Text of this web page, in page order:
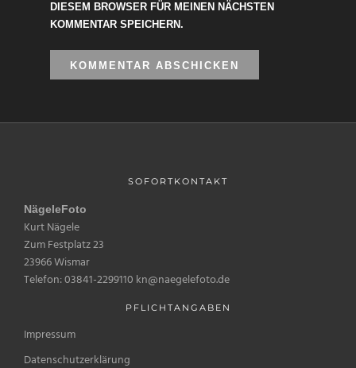
DIESEM BROWSER FÜR MEINEN NÄCHSTEN
KOMMENTAR SPEICHERN.
SOFORTKONTAKT
NägeleFoto
Kurt Nägele
Zum Festplatz 23
23966 Wismar
Telefon: 03841-2299110 kn@naegelefoto.de
PFLICHTANGABEN
Impressum
Datenschutzerklärung